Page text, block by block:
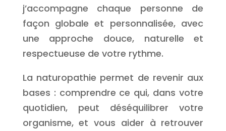
j’accompagne chaque personne de
façon globale et personnalisée, avec
une approche douce, naturelle et
respectueuse de votre rythme.
La naturopathie permet de revenir aux
bases : comprendre ce qui, dans votre
quotidien, peut déséquilibrer votre
organisme, et vous aider à retrouver